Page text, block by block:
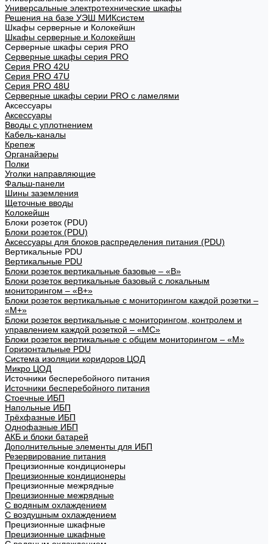
Универсальные электротехнические шкафы
Решения на базе УЭШ МИКсистем
Шкафы серверные и Колокейшн
Шкафы серверные и Колокейшн
Серверные шкафы серия PRO
Серверные шкафы серия PRO
Серия PRO 42U
Серия PRO 47U
Серия PRO 48U
Серверные шкафы серии PRO с ламелями
Аксессуары
Аксессуары
Вводы с уплотнением
Кабель-каналы
Крепеж
Органайзеры
Полки
Уголки направляющие
Фальш-панели
Шины заземления
Щеточные вводы
Колокейшн
Блоки розеток (PDU)
Блоки розеток (PDU)
Аксессуары для блоков распределения питания (PDU)
Вертикальные PDU
Вертикальные PDU
Блоки розеток вертикальные базовые – «В»
Блоки розеток вертикальные базовый с локальным
мониторингом – «В+»
Блоки розеток вертикальные с мониторингом каждой розетки –
«М+»
Блоки розеток вертикальные с мониторингом, контролем и
управлением каждой розеткой – «МС»
Блоки розеток вертикальные с общим мониторингом – «М»
Горизонтальные PDU
Система изоляции коридоров ЦОД
Микро ЦОД
Источники бесперебойного питания
Источники бесперебойного питания
Стоечные ИБП
Напольные ИБП
Трёхфазные ИБП
Однофазные ИБП
АКБ и блоки батарей
Дополнительные элементы для ИБП
Резервирование питания
Прецизионные кондиционеры
Прецизионные кондиционеры
Прецизионные межрядные
Прецизионные межрядные
С водяным охлаждением
С воздушным охлаждением
Прецизионные шкафные
Прецизионные шкафные